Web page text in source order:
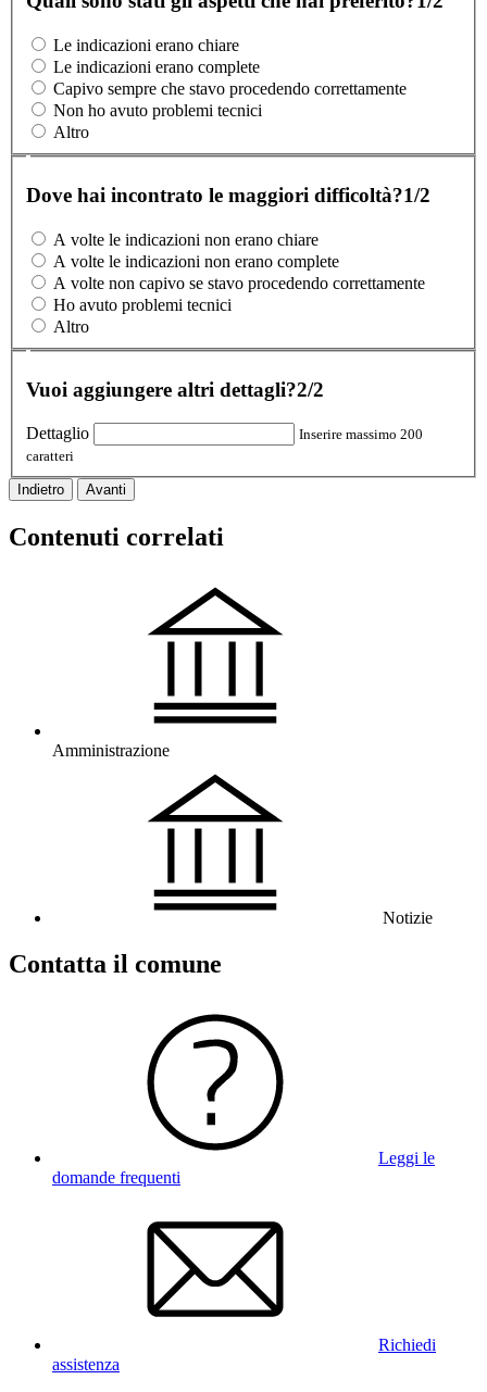
Le indicazioni erano chiare
Le indicazioni erano complete
Capivo sempre che stavo procedendo correttamente
Non ho avuto problemi tecnici
Altro
Dove hai incontrato le maggiori difficoltà?1/2
A volte le indicazioni non erano chiare
A volte le indicazioni non erano complete
A volte non capivo se stavo procedendo correttamente
Ho avuto problemi tecnici
Altro
Vuoi aggiungere altri dettagli?2/2
Dettaglio
Inserire massimo 200
caratteri
Indietro Avanti
Contenuti correlati
Amministrazione
Notizie
Contatta il comune
Leggi le
domande frequenti
Richiedi
assistenza